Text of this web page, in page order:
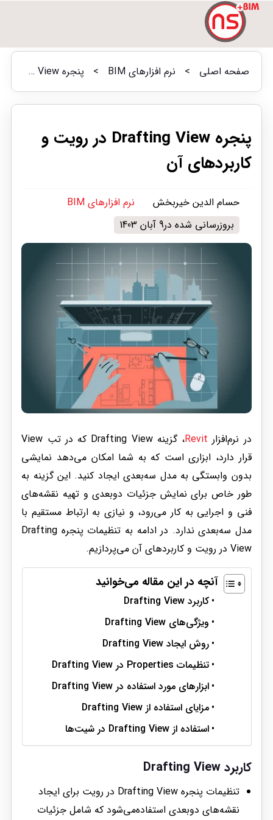
صفحه اصلی > نرم افزارهای BIM > پنجره Drafting View در رویت و کاربردهای آن
پنجره Drafting View در رویت و
کاربردهای آن
حسام الدین خیربخش
نرم افزارهای BIM
بروزرسانی شده در9 آبان 1403
در نرم‌افزار Revit
، گزینه Drafting View که در تب View
قرار دارد، ابزاری است که به شما امکان می‌دهد نمایشی
بدون وابستگی به مدل سه‌بعدی ایجاد کنید. این گزینه به
طور خاص برای نمایش جزئیات دوبعدی و تهیه نقشه‌های
فنی و اجرایی به کار می‌رود، و نیازی به ارتباط مستقیم با
مدل سه‌بعدی ندارد. در ادامه به تنظیمات پنجره Drafting
View در رویت و کاربردهای آن می‌پردازیم.
آنچه در این مقاله می‌خوانید
کاربرد Drafting View
ویژگی‌های Drafting View
روش ایجاد Drafting View
تنظیمات Properties در Drafting View
ابزارهای مورد استفاده در Drafting View
مزایای استفاده از Drafting View
استفاده از Drafting View در شیت‌ها
کاربرد Drafting View
تنظیمات پنجره Drafting View در رویت برای ایجاد
نقشه‌های دوبعدی استفاده‌می‌شود که شامل جزئیات